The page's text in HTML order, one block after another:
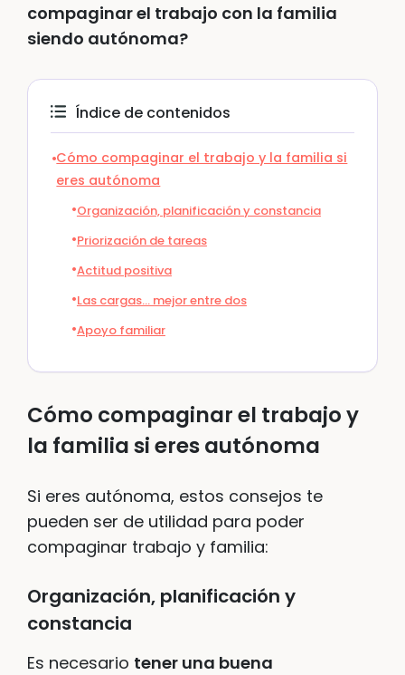
compaginar el trabajo con la familia
siendo autónoma?
Índice de contenidos
Cómo compaginar el trabajo y la familia si
eres autónoma
Organización, planificación y constancia
Priorización de tareas
Actitud positiva
Las cargas… mejor entre dos
Apoyo familiar
Cómo compaginar el trabajo y
la familia si eres autónoma
Si eres autónoma, estos consejos te
pueden ser de utilidad para poder
compaginar trabajo y familia:
Organización, planificación y
constancia
Es necesario tener una buena